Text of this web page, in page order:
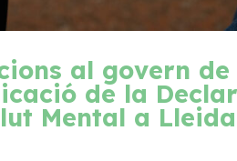
al govern
de la
Mental a Lleida